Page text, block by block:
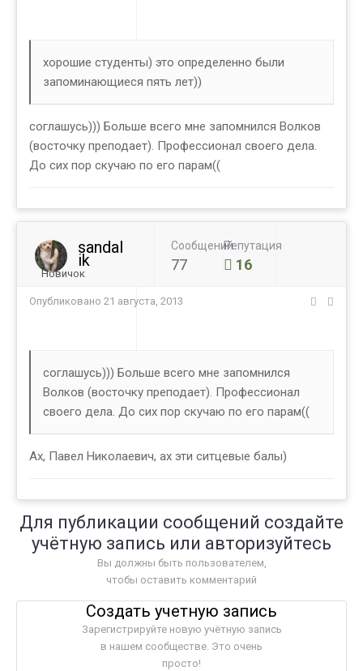
хорошие студенты) это определенно были
запоминающиеся пять лет))
соглашусь))) Больше всего мне запомнился Волков
(восточку преподает). Профессионал своего дела.
До сих пор скучаю по его парам((
sandal
ik
Новичок
Сообщений
77
Репутация
16
Опубликовано 21 августа, 2013
соглашусь))) Больше всего мне запомнился
Волков (восточку преподает). Профессионал
своего дела. До сих пор скучаю по его парам((
Ах, Павел Николаевич, ах эти ситцевые балы)
Для публикации сообщений создайте
учётную запись или авторизуйтесь
Вы должны быть пользователем,
чтобы оставить комментарий
Создать учетную запись
Зарегистрируйте новую учётную запись
в нашем сообществе. Это очень
просто!